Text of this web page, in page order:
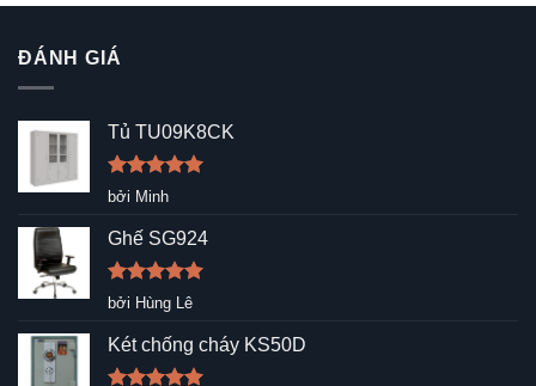
ĐÁNH GIÁ
Tủ TU09K8CK
Được xếp
sao
bởi Minh
Ghế SG924
Được xếp
5
sao
bởi Hùng Lê
Két chống cháy KS50D